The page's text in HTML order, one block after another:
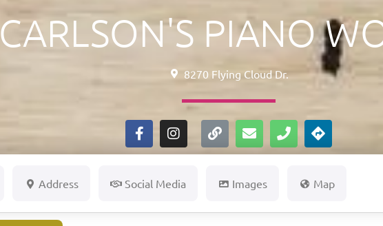
CARLSON'S PIANO
8270 Flying Cloud Dr.
Address Social Media Images Map